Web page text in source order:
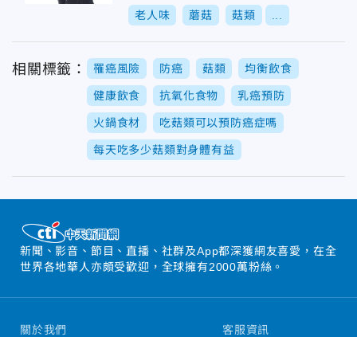
老人味 蘑菇 菇類
相關標籤： 罹癌風險 防癌 菇類 均衡飲食
健康飲食 抗氧化食物 乳癌預防
火鍋食材 吃菇類可以預防癌症嗎
每天吃多少菇類對身體有益
新聞、影音、節目、直播、社群及App都深獲網友喜愛，在全
世界各地華人亦頗受歡迎，全球擁有2000萬粉絲。
關於我們 客服資訊